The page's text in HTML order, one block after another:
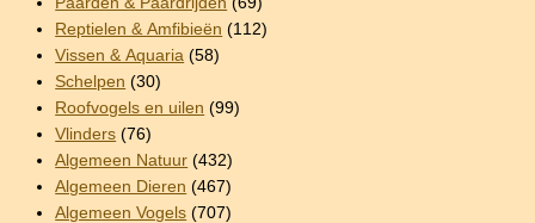
Reptielen & Amfibieën (112)
Vissen & Aquaria (58)
Schelpen (30)
Roofvogels en uilen (99)
Vlinders (76)
Algemeen Natuur (432)
Algemeen Dieren (467)
Algemeen Vogels (707)